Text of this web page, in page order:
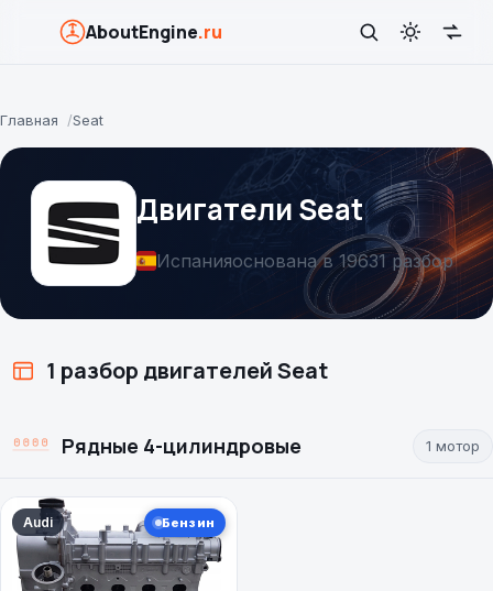
AboutEngine.ru
Главная Seat
Двигатели Seat
Испанияоснована в 19631 разбор
1 разбор двигателей Seat
Рядные 4-цилиндровые 1 мотор
Audi Бензин